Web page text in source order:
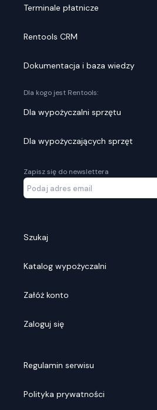
Terminale płatnicze
Rentools CRM
Dokumentacja i baza wiedzy
Dla kogo jest Rentools:
Dla wypożyczalni sprzętu
Dla wypożyczających sprzęt
Zapisz się do newslettera
Szukaj
Katalog wypożyczalni
Załóż konto
Zaloguj się
Regulamin serwisu
Polityka prywatności